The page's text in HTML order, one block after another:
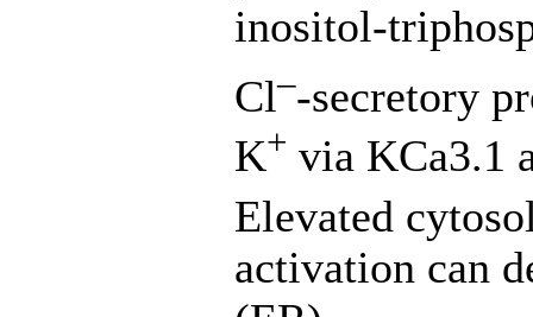
inositol-
Cl–-secretory
K+ via KCa3.1
Elevated
activation can